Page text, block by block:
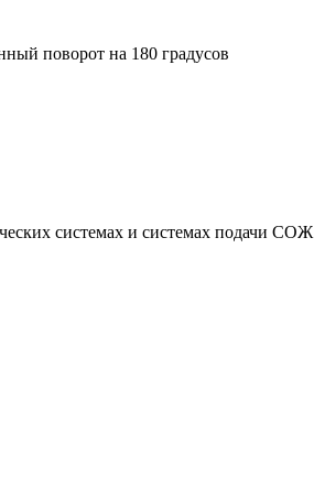
поворот на 180 градусов
системах и системах подачи СОЖ